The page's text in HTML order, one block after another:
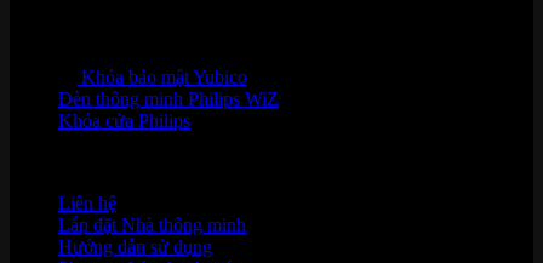
Khóa bảo mật Yubico
Đèn thông minh Philips WiZ
Khóa cửa Philips
Liên hệ
Lắp đặt Nhà thông minh
Hướng dẫn sử dụng